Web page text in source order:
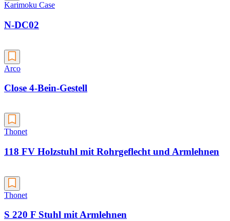
Karimoku Case
N-DC02
Arco
Close 4-Bein-Gestell
Thonet
118 FV Holzstuhl mit Rohrgeflecht und Armlehnen
Thonet
S 220 F Stuhl mit Armlehnen